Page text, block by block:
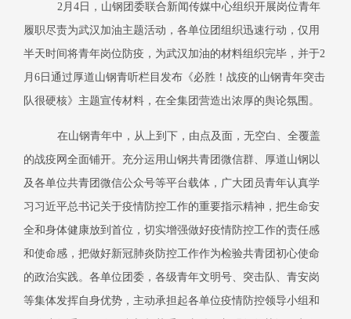
2月 4日，山钢团委联合新闻传媒中心组织开展岗位青年
履职尽责为武汉加油主题活动，各单位团组织迅速行动，仅用
半天时间将青年岗位防疫，为武汉加油的材料组织完毕，并于2
月 6 日通过厚道山钢青听栏目发布《必胜！战疫的山钢青年突击
队很硬核》主题宣传材料，在全集团营造出浓厚的舆论氛围。
在山钢青年中，从上到下，由点及面，无空白、全覆盖
的战疫网全面铺开。充分运用山钢共青团微信群、厚道山钢以
及各单位共青团微信公众号等平台载体，广大团员青年认真学
习习近平总书记关于疫情防控工作的重要指示精神，把生命安
全和身体健康放到首位，切实增强做好疫情防控工作的责任感
和使命感，把做好新冠肺炎防控工作作为检验共青团初心使命
的政治实践。各单位团委，各级青年文明号、突击队、青安岗
等集体发挥自身优势，主动承担起各单位疫情防控领导小组和